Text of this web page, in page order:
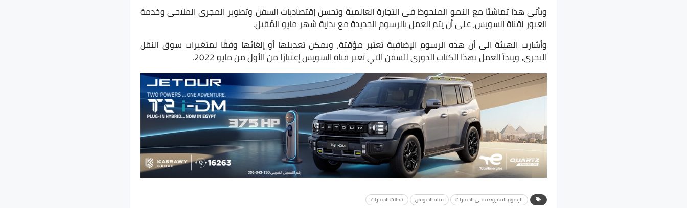
ويأتي هذا ​تماشيًا مع النمو الملحوظ فى التجارة العالمية وتحسن إقتصاديات السفن وتطوير المجرى الملاحى وخدمة
العبور لقناة السويس، على أن يتم العمل بالرسوم الجديدة مع بداية شهر مايو المُقبل.
وأشارت الهيئة الى أن هذه الرسوم الإضافية تعتبر مؤقتة، ويمكن تعديلها أو إلغائها وفقًا لمتغيرات سوق النقل
البحرى، ويبدأ العمل بهذا الكتاب الدورى للسفن التي تعبر قناة السويس إعتبارًا من الأول من مايو 2022.
الرسوم المفروضة على السيارات قناة السويس ناقلات السيارات